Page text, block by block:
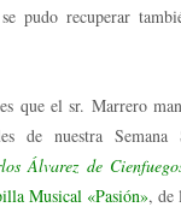
pudo recuperar
que el sr. Marrero
de nuestra
Álvarez de
Musical «Pasión», de